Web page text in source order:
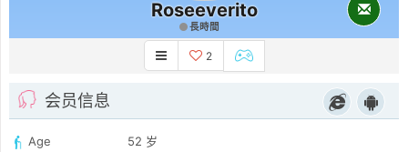
Roseeverito
長時間
2
会员信息
Age
52 岁